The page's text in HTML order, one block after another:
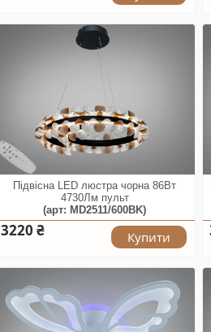
Підвісна LED люстра чорна 86Вт
4730Лм пульт
(арт: MD2511/600BK)
3220 ₴ Купити